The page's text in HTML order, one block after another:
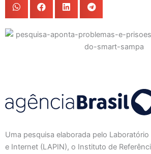
Uma pesquisa elaborada pelo
e Internet (LAPIN), o Instituto de